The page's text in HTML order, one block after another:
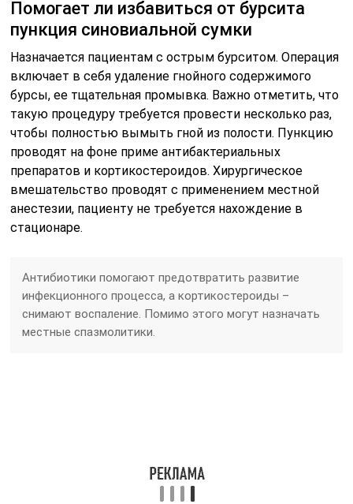
Антибиотики помогают предотвратить развитие
инфекционного процесса, а кортикостероиды –
снимают воспаление. Помимо этого могут назначать
местные спазмолитики.
Бурсэктомия и период восстановления
Операция проводится под местным наркозом,
назначается больным с хронической формой
заболевания. В данном случае при постоянных
обострениях стенки суставной сумки уплотняются,
движения рукой, поэтому пациенту назначают
радикальное хирургическое вмешательство.